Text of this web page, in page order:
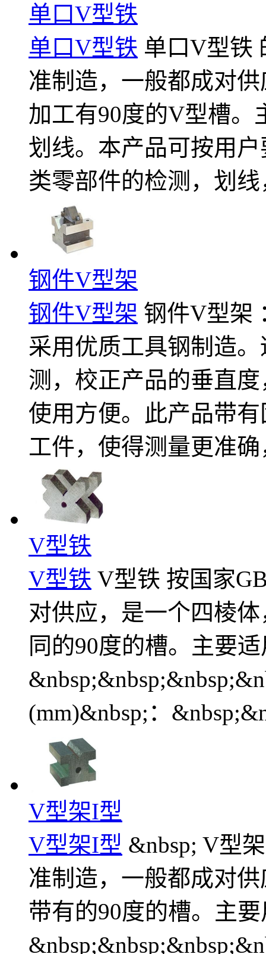
单口V型铁
单口V型铁 单口V型铁
准制造，一般都成对
加工有90度的V型槽。
划线。本产品可按用
类零部件的检测，划线
钢件V型架
钢件V型架 钢件V型架
采用优质工具钢制造
测，校正产品的垂直
使用方便。此产品带
工件，使得测量更准确
V型铁
V型铁 V型铁 按国家
对供应，是一个四棱
同的90度的槽。主要
(mm)&nbsp;：
V型架I型
V型架I型 &nbsp; V型
准制造，一般都成对
带有的90度的槽。主